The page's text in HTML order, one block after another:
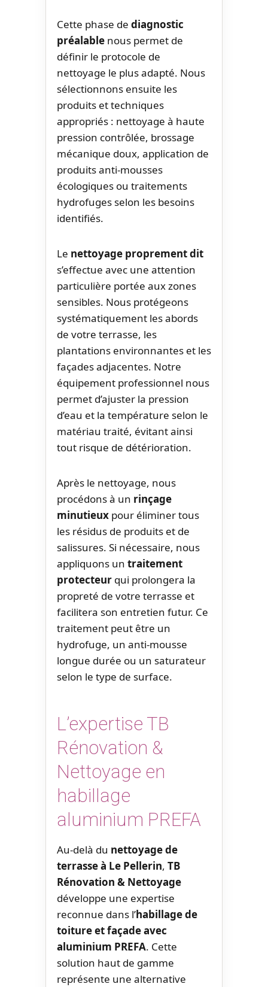
Cette phase de diagnostic
préalable nous permet de
définir le protocole de
nettoyage le plus adapté. Nous
sélectionnons ensuite les
produits et techniques
appropriés : nettoyage à haute
pression contrôlée, brossage
mécanique doux, application de
produits anti-mousses
écologiques ou traitements
hydrofuges selon les besoins
identifiés.
Le nettoyage proprement dit
s’effectue avec une attention
particulière portée aux zones
sensibles. Nous protégeons
systématiquement les abords
de votre terrasse, les
plantations environnantes et les
façades adjacentes. Notre
équipement professionnel nous
permet d’ajuster la pression
d’eau et la température selon le
matériau traité, évitant ainsi
tout risque de détérioration.
Après le nettoyage, nous
procédons à un rinçage
minutieux pour éliminer tous
les résidus de produits et de
salissures. Si nécessaire, nous
appliquons un traitement
protecteur qui prolongera la
propreté de votre terrasse et
facilitera son entretien futur. Ce
traitement peut être un
hydrofuge, un anti-mousse
longue durée ou un saturateur
selon le type de surface.
L’expertise TB
Rénovation &
Nettoyage en
habillage
aluminium PREFA
Au-delà du nettoyage de
terrasse à Le Pellerin, TB
Rénovation & Nettoyage
développe une expertise
reconnue dans l’habillage de
toiture et façade avec
aluminium PREFA. Cette
solution haut de gamme
représente une alternative